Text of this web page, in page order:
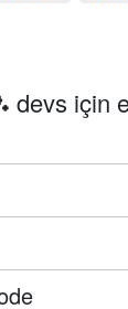
devs için